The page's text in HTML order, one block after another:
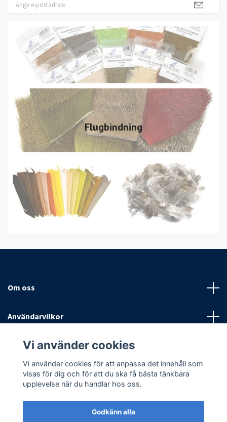
Flugbindning
Om oss
Användarvilkor
Sociala medier
Vi använder cookies
Vi använder cookies för att anpassa det innehåll som
visas för dig och för att du ska få bästa tänkbara
upplevelse när du handlar hos oss.
Godkänn alla